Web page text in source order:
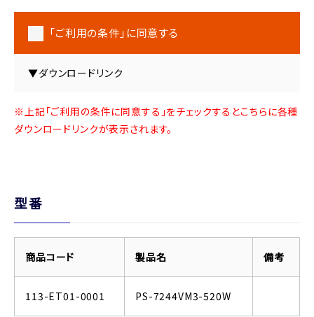
「ご利用の条件」に同意する
▼ダウンロードリンク
※上記「ご利用の条件に同意する」をチェックするとこちらに各種
ダウンロードリンクが表示されます。
型番
商品コード 製品名 備考
113-ET01-0001 PS-7244VM3-520W